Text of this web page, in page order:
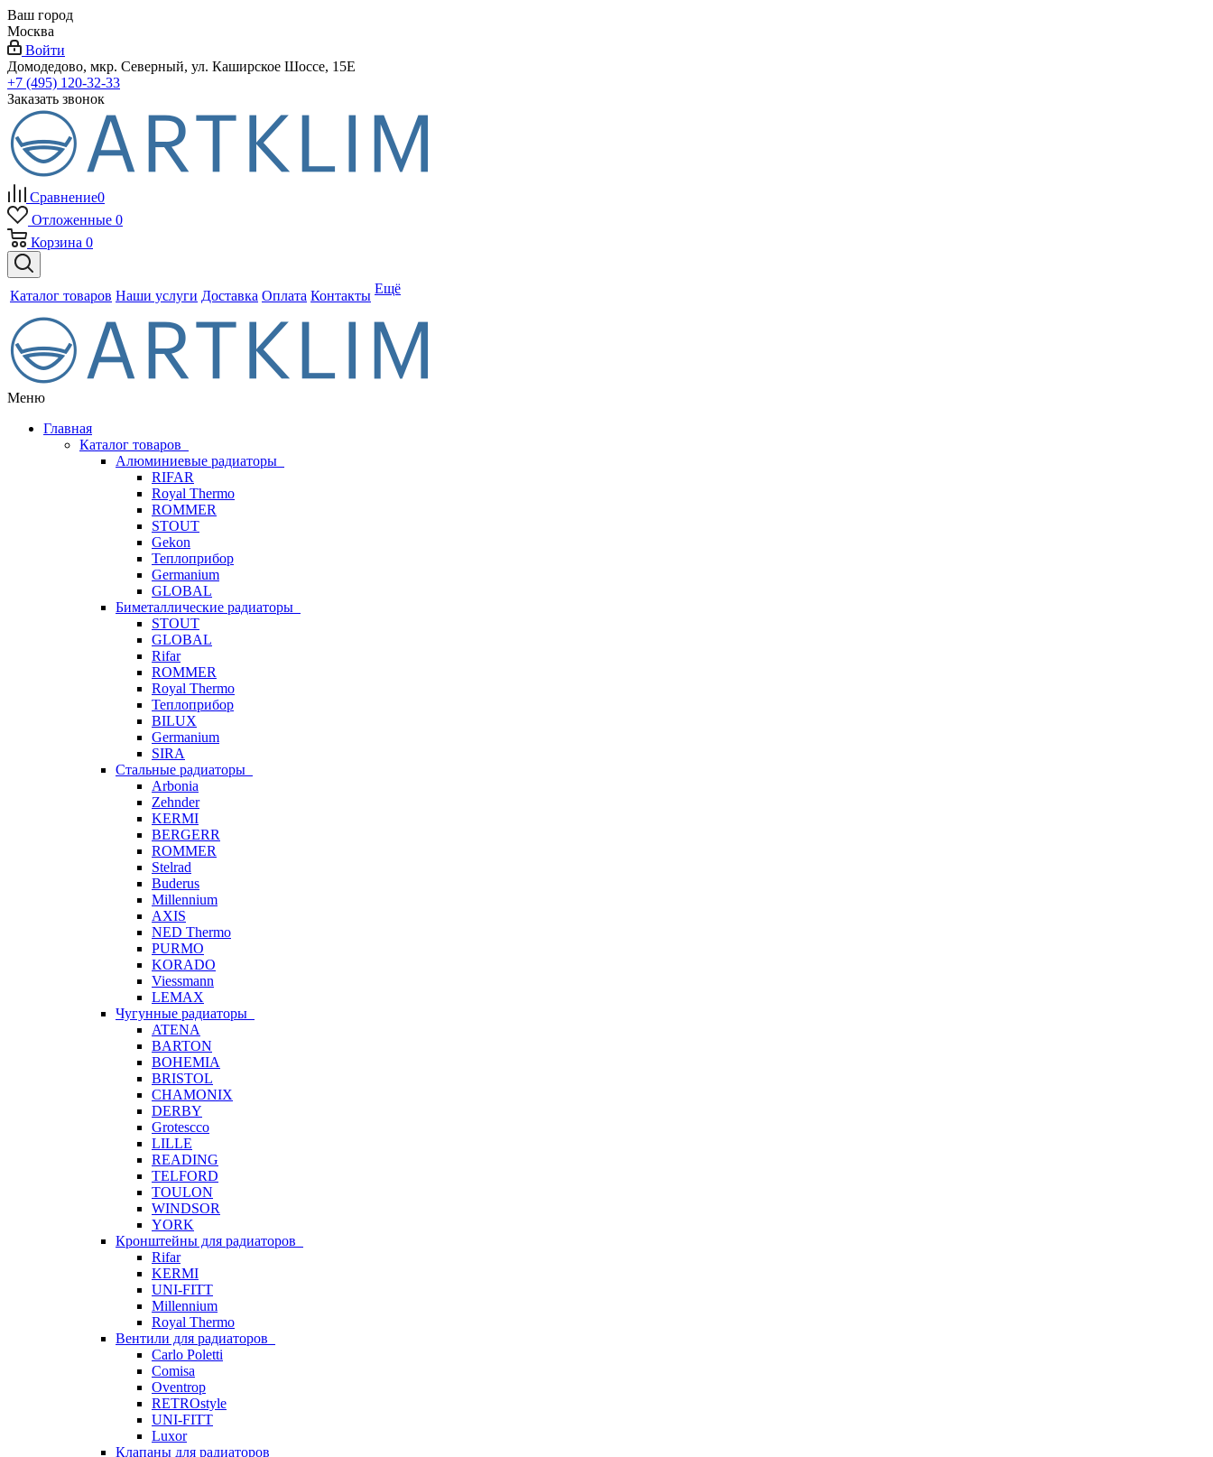
Ваш город
Москва
Войти
Домодедово, мкр. Северный, ул. Каширское Шоссе, 15Е
+7 (495) 120-32-33
Заказать звонок
Сравнение0
Отложенные 0
Корзина 0
Каталог товаров Наши услуги Доставка Оплата Контакты Ещё
Меню
Главная
Каталог товаров
Алюминиевые радиаторы
RIFAR
Royal Thermo
ROMMER
STOUT
Gekon
Теплоприбор
Germanium
GLOBAL
Биметаллические радиаторы
STOUT
GLOBAL
Rifar
ROMMER
Royal Thermo
Теплоприбор
BILUX
Germanium
SIRA
Стальные радиаторы
Arbonia
Zehnder
KERMI
BERGERR
ROMMER
Stelrad
Buderus
Millennium
AXIS
NED Thermo
PURMO
KORADO
Viessmann
LEMAX
Чугунные радиаторы
ATENA
BARTON
BOHEMIA
BRISTOL
CHAMONIX
DERBY
Grotescco
LILLE
READING
TELFORD
TOULON
WINDSOR
YORK
Кронштейны для радиаторов
Rifar
KERMI
UNI-FITT
Millennium
Royal Thermo
Вентили для радиаторов
Carlo Poletti
Comisa
Oventrop
RETROstyle
UNI-FITT
Luxor
Клапаны для радиаторов